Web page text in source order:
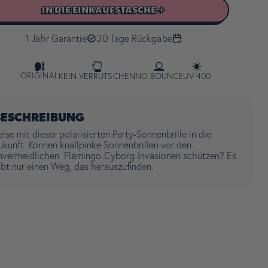
IN DIE EINKAUFSTASCHE +
1 Jahr Garantie 30 Tage Rückgabe
ORIGINAL KEIN VERRUTSCHENNO BOUNCEUV 400
mit dieser polarisierten Party-Sonnenbrille in die
Können knallpinke Sonnenbrillen vor den
Flamingo-Cyborg-Invasionen schützen? Es
nur einen Weg, das herauszufinden.